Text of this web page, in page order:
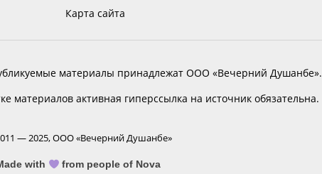
Карта сайта
материалы принадлежат ООО «Вечерний Душанбе».
материалов активная гиперссылка на источник обязательна.
— 2025, ООО «Вечерний Душанбе»
with from people of Nova